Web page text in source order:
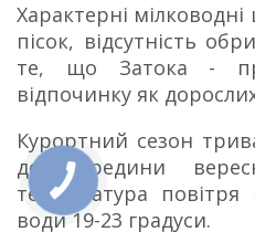
Характерні
пісок, відсутність
те, що Затока -
відпочинку як
Курортний сезон
до середини
температура повітря
води 19-23 градуси.